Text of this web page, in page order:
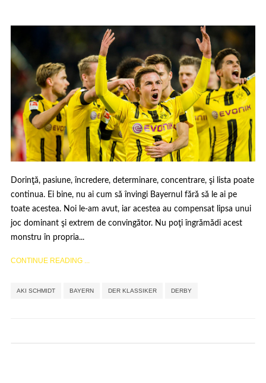
Dorinţă, pasiune, încredere, determinare, concentrare, şi lista poate
continua. Ei bine, nu ai cum să învingi Bayernul fără să le ai pe
toate acestea. Noi le-am avut, iar acestea au compensat lipsa unui
joc dominant şi extrem de convingător. Nu poţi îngrămădi acest
monstru în propria...
CONTINUE READING ...
AKI SCHMIDT BAYERN DER KLASSIKER DERBY